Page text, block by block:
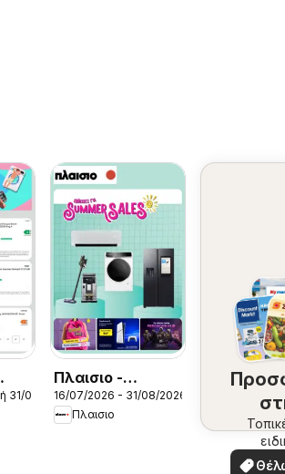
31/07/2026
Πλαισιο -
Προσφορές
16/07/2026 - 31/08/2026
Πλαισιο